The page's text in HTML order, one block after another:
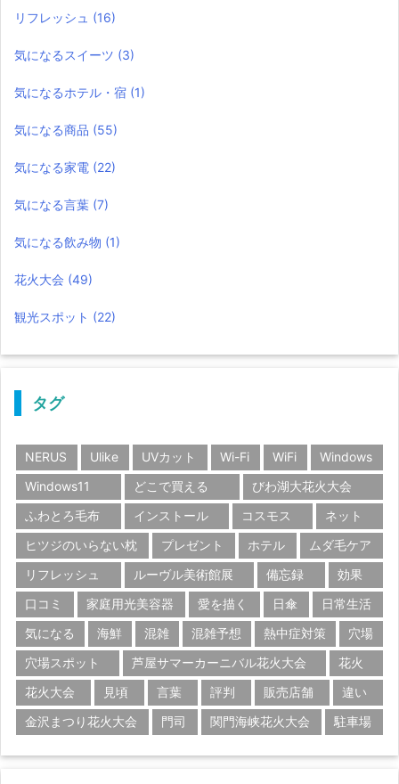
リフレッシュ (16)
気になるスイーツ (3)
気になるホテル・宿 (1)
気になる商品 (55)
気になる家電 (22)
気になる言葉 (7)
気になる飲み物 (1)
花火大会 (49)
観光スポット (22)
タグ
NERUS Ulike UVカット Wi-Fi WiFi
Windows
Windows11
どこで買える
びわ湖大花火大会
ふわとろ毛布
インストール コスモス
ネット
ヒツジのいらない枕
プレゼント ホテル
ムダ毛ケア
リフレッシュ
ルーヴル美術館展 備忘録
効果
口コミ
家庭用光美容器 愛を描く 日傘
日常生活
気になる
海鮮 混雑 混雑予想 熱中症対策
穴場
穴場スポット
芦屋サマーカーニバル花火大会
花火
花火大会
見頃 言葉 評判 販売店舗
違い
金沢まつり花火大会
門司 関門海峡花火大会 駐車場